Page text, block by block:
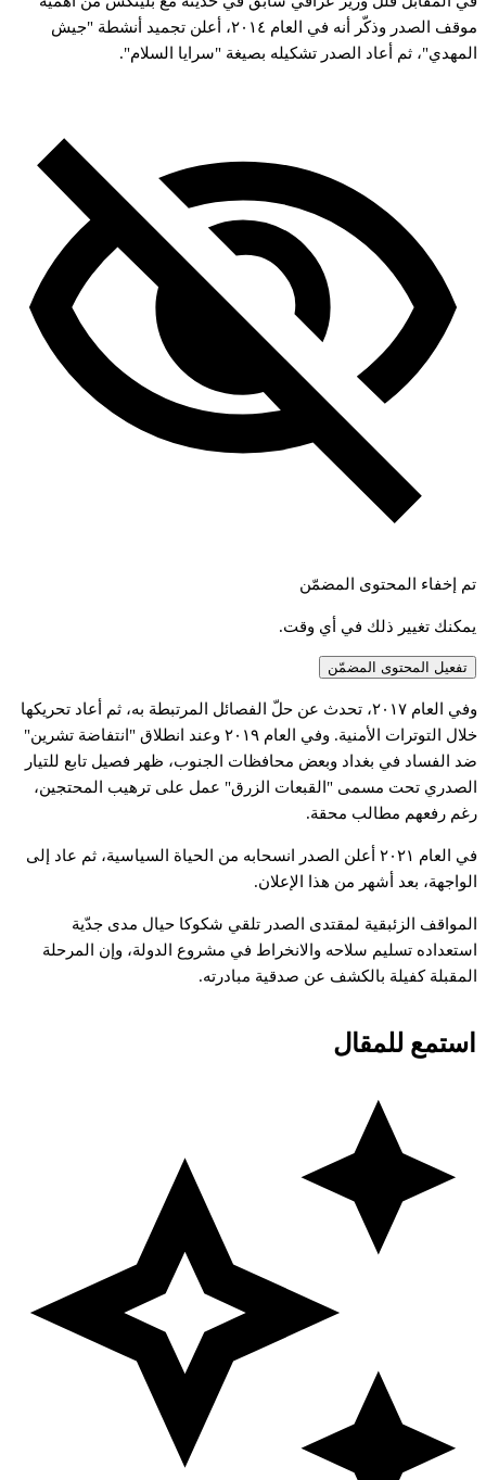
موقف الصدر وذكّر أنه في العام ٢٠١٤، أعلن تجميد أنشطة "جيش
المهدي"، ثم أعاد الصدر تشكيله بصيغة "سرايا السلام".
تم إخفاء المحتوى المضمّن
يمكنك تغيير ذلك في أي وقت.
تفعيل المحتوى المضمّن
وفي العام ٢٠١٧، تحدث عن حلّ الفصائل المرتبطة به، ثم أعاد تحريكها
خلال التوترات الأمنية. وفي العام ٢٠١٩ وعند انطلاق "انتفاضة تشرين"
ضد الفساد في بغداد وبعض محافظات الجنوب، ظهر فصيل تابع للتيار
الصدري تحت مسمى "القبعات الزرق" عمل على ترهيب المحتجين،
رغم رفعهم مطالب محقة.
في العام ٢٠٢١ أعلن الصدر انسحابه من الحياة السياسية، ثم عاد إلى
الواجهة، بعد أشهر من هذا الإعلان.
المواقف الزئبقية لمقتدى الصدر تلقي شكوكا حيال مدى جدّية
استعداده تسليم سلاحه والانخراط في مشروع الدولة، وإن المرحلة
المقبلة كفيلة بالكشف عن صدقية مبادرته.
استمع للمقال